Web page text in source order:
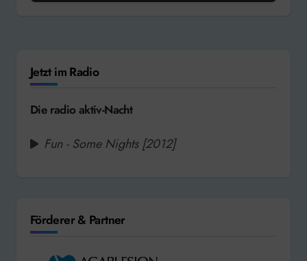
Jetzt im Radio
Die radio aktiv-Nacht
Fun - Some Nights [2012]
Förderer & Partner